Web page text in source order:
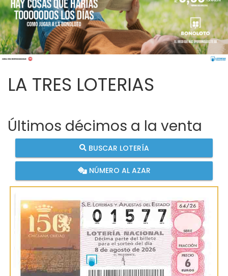
LA TRES LOTERIAS
Últimos décimos a la venta
BUSCAR LOTERÍA
NÚMERO AL AZAR